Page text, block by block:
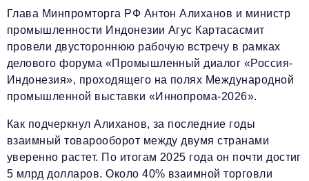
podpiska@business-magazine.online
Отдел по работе с партнерами
partner@business-magazine.online
Глава Минпромторга РФ Антон Алиханов и министр
промышленности Индонезии Агус Картасасмит
провели двустороннюю рабочую встречу в рамках
делового форума «Промышленный диалог «Россия-
Индонезия», проходящего на полях Международной
промышленной выставки «Иннопрома-2026».
Как подчеркнул Алиханов, за последние годы
взаимный товарооборот между двумя странами
уверенно растет. По итогам 2025 года он почти достиг
5 млрд долларов. Около 40% взаимной торговли